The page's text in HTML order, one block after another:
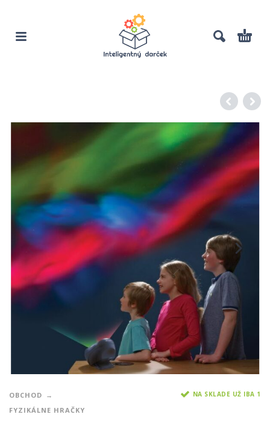
OBCHOD
FYZIKÁLNE HRAČKY
NA SKLADE UŽ IBA 1